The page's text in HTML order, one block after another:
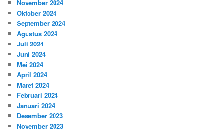
November 2024
Oktober 2024
September 2024
Agustus 2024
Juli 2024
Juni 2024
Mei 2024
April 2024
Maret 2024
Februari 2024
Januari 2024
Desember 2023
November 2023